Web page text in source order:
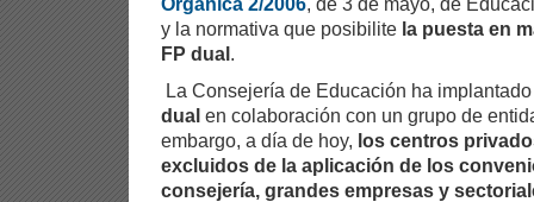
y la normativa que posibilite la puesta en
FP dual.
La Consejería de Educación ha
dual en colaboración con un grupo de
embargo, a día de hoy, los centros
excluidos de la aplicación de los
consejería, grandes empresas y